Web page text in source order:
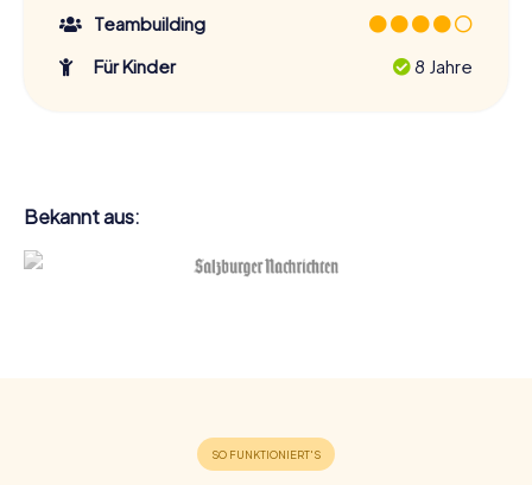
Teambuilding
Für Kinder
8 Jahre
Bekannt aus: